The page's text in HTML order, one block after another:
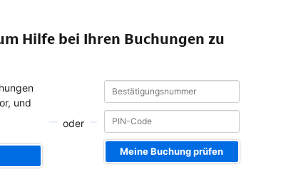
Hilfe bei Ihren Buchungen zu
und
oder
Bestätigungsnummer
Bestätigungsnummer
Meine Buchung prüfen